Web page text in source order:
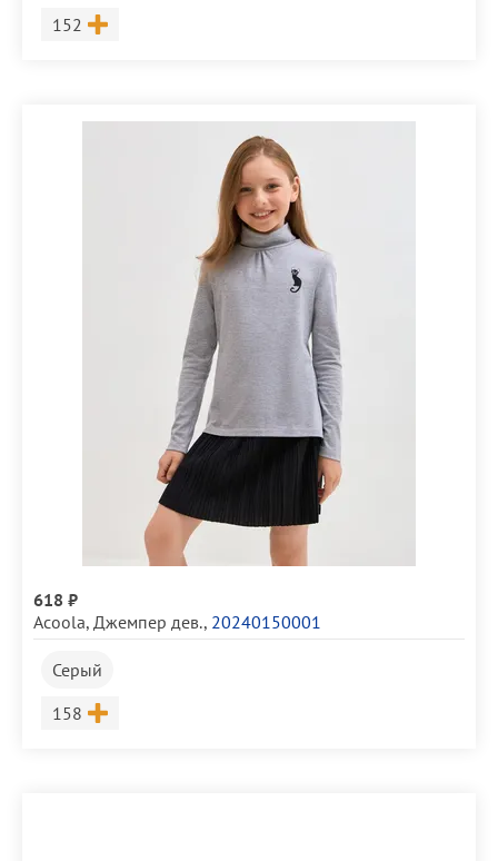
Размер
152
618 ₽
Acoola, Джемпер дев., 20240150001
Серый
Размер
158